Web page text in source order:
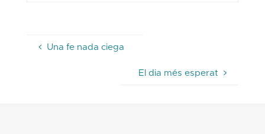
Una fe nada ciega
El dia més esperat